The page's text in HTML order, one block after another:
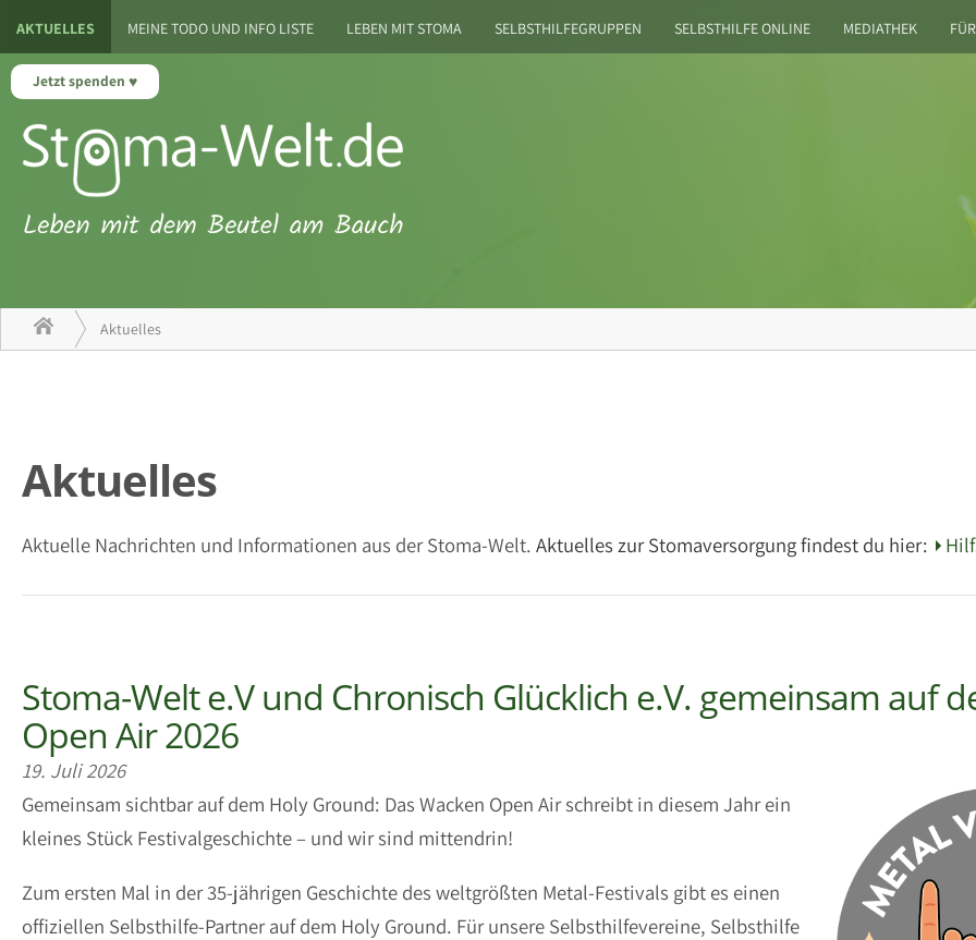
Jetzt spenden
AKTUELLES MEINE TODO UND INFO LISTE LEBEN MIT STOMA SELBSTHILFEGRUPPEN SELBSTHILFE ONLINE MEDIATHEK
Aktuelles
Aktuelles
Aktuelle Nachrichten und Informationen aus der Stoma-Welt. Aktuelles zur Stomaversorgung findest du hier:
Stoma-Welt e.V und Chronisch Glücklich e.V. gemeinsam auf
Open Air 2026
19. Juli 2026
Gemeinsam sichtbar auf dem Holy Ground: Das Wacken Open Air schreibt in diesem Jahr ein
kleines Stück Festivalgeschichte – und wir sind mittendrin!
Zum ersten Mal in der 35-jährigen Geschichte des weltgrößten Metal-Festivals gibt es einen
offiziellen Selbsthilfe-Partner auf dem Holy Ground. Für unsere Selbsthilfevereine, Selbsthilfe